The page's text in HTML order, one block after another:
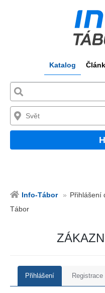
Katalog
Info-Tábor
Přihlášení
Tábor
Přihlášení Registrace